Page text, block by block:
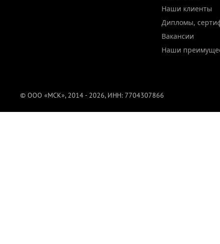
Наши клиенты
Дипломы,
Вакансии
Наши
© ООО «МСК», 2014 - 2026, ИНН: 7704307866